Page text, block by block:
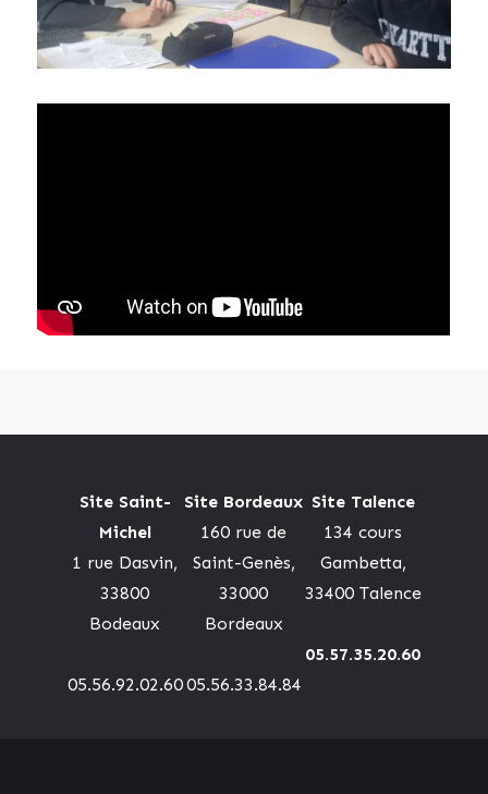
Site Saint-
Michel
1 rue Dasvin,
33800
Bodeaux
05.56.92.02.60
Site Bordeaux
160 rue de
Saint-Genès,
33000
Bordeaux
05.56.33.84.84
Site Talence
134 cours
Gambetta,
33400 Talence
05.57.35.20.60